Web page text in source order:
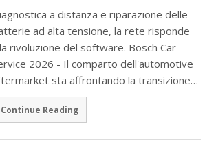
a distanza e riparazione delle
ad alta tensione, la rete risponde
rivoluzione del software. Bosch Car
2026 - Il comparto dell'automotive
sta affrontando la transizione…
Continue Reading